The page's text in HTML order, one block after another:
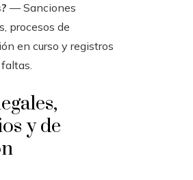
— Sanciones
procesos de
en curso y registros
y de